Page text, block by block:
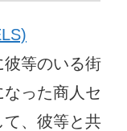
等のいる街
った商人セ
て、彼等と共